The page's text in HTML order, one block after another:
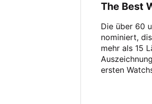
The Best
Die über 60
nominiert,
mehr als 15
ersten